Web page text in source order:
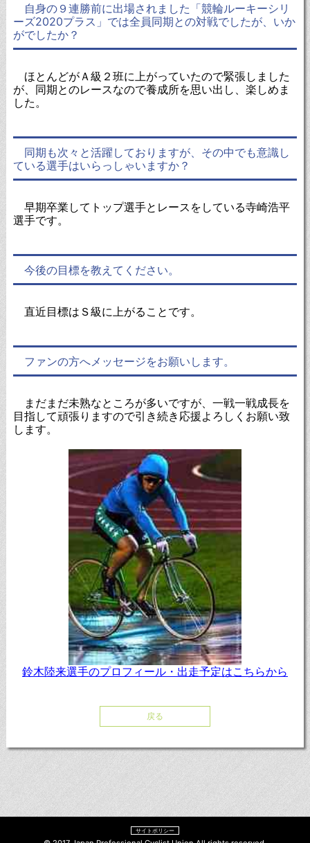
自身の９連勝前に出場されました「競輪ルーキーシリ
ーズ2020プラス」では全員同期との対戦でしたが、いか
がでしたか？
ほとんどがＡ級２班に上がっていたので緊張しました
が、同期とのレースなので養成所を思い出し、楽しめま
した。
同期も次々と活躍しておりますが、その中でも意識し
ている選手はいらっしゃいますか？
早期卒業してトップ選手とレースをしている寺崎浩平
選手です。
今後の目標を教えてください。
直近目標はＳ級に上がることです。
ファンの方へメッセージをお願いします。
まだまだ未熟なところが多いですが、一戦一戦成長を
目指して頑張りますので引き続き応援よろしくお願い致
します。
鈴木陸来選手のプロフィール・出走予定はこちらから
戻る
サイトポリシー